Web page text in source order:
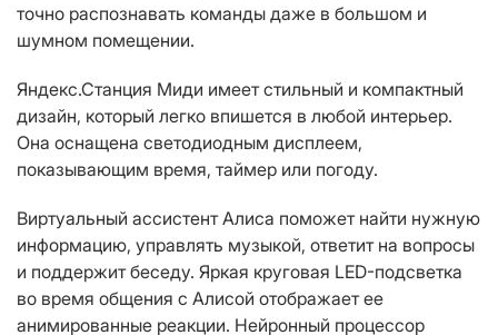
точно распознавать команды даже в большом и
шумном помещении.
Яндекс.Станция Миди имеет стильный и компактный
дизайн, который легко впишется в любой интерьер.
Она оснащена светодиодным дисплеем,
показывающим время, таймер или погоду.
Виртуальный ассистент Алиса поможет найти нужную
информацию, управлять музыкой, ответит на вопросы
и поддержит беседу. Яркая круговая LED-подсветка
во время общения с Алисой отображает ее
анимированные реакции. Нейронный процессор